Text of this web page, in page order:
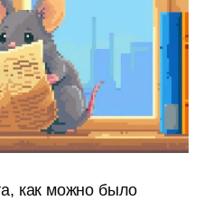
как можно было